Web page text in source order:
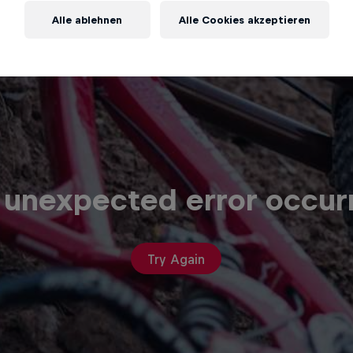
error
Try Again
Alle ablehnen Alle Cookies akzeptieren